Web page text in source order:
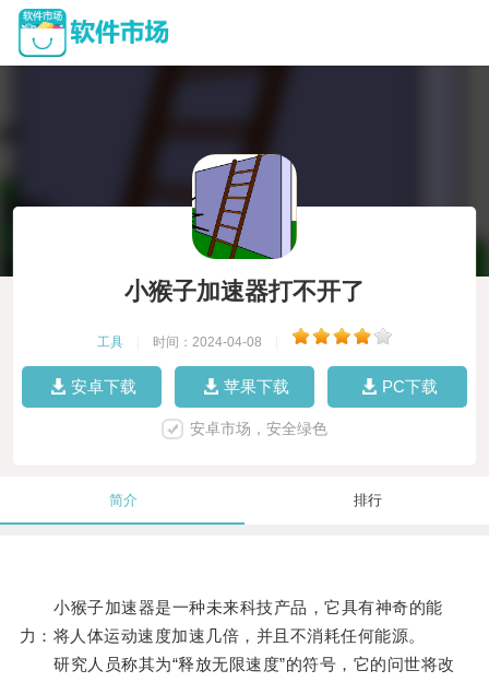
小猴子加速器打不开了
工具 时间：2024-04-08
安卓下载 苹果下载 PC下载
安卓市场，安全绿色
简介 排行
小猴子加速器是一种未来科技产品，它具有神奇的能
力：将人体运动速度加速几倍，并且不消耗任何能源。
研究人员称其为“释放无限速度”的符号，它的问世将改